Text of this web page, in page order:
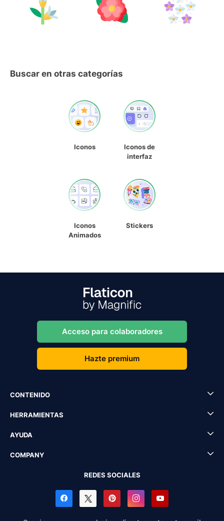
Buscar en otras categorías
Iconos
Iconos de
interfaz
Iconos
Animados
Stickers
Acceso para colaboradores
Hazte premium
CONTENIDO
HERRAMIENTAS
AYUDA
COMPANY
REDES SOCIALES